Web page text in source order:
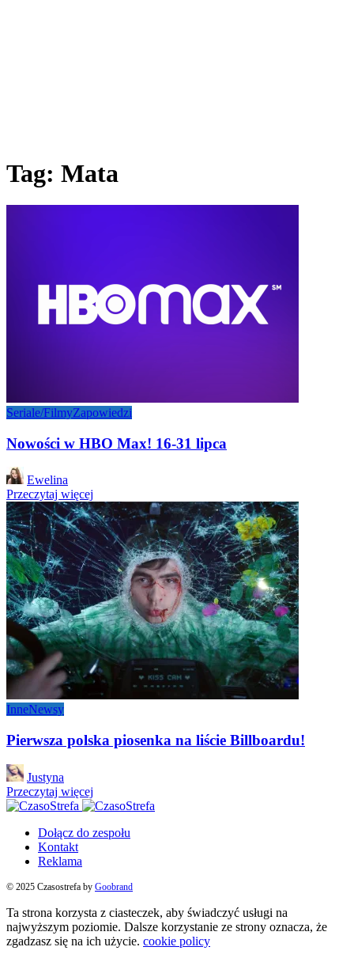
Tag: Mata
Seriale/FilmyZapowiedzi
Nowości w HBO Max! 16-31 lipca
Posted
by
Ewelina
Przeczytaj więcej
InneNewsy
Pierwsza polska piosenka na liście Billboardu!
Posted
by
Justyna
Przeczytaj więcej
Dołącz do zespołu
Kontakt
Reklama
© 2025 Czasostrefa by Goobrand
Ta strona korzysta z ciasteczek, aby świadczyć usługi na
najwyższym poziomie. Dalsze korzystanie ze strony oznacza, że
zgadzasz się na ich użycie. cookie policy